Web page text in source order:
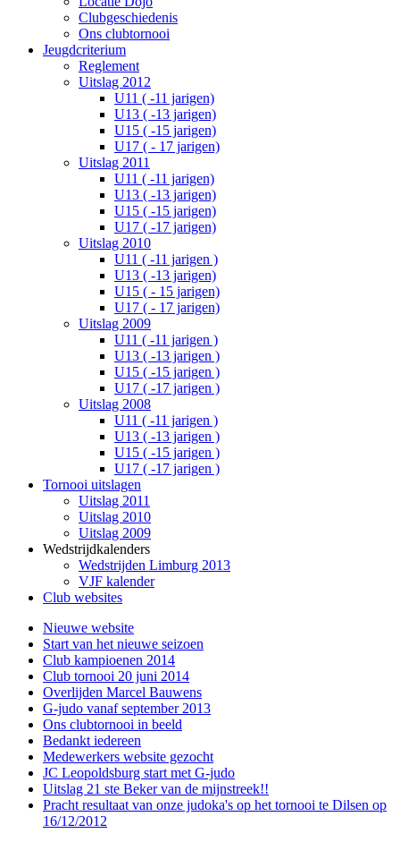
Clubgeschiedenis
Ons clubtornooi
Jeugdcriterium
Reglement
Uitslag 2012
U11 ( -11 jarigen)
U13 ( -13 jarigen)
U15 ( -15 jarigen)
U17 ( - 17 jarigen)
Uitslag 2011
U11 ( -11 jarigen)
U13 ( -13 jarigen)
U15 ( -15 jarigen)
U17 ( -17 jarigen)
Uitslag 2010
U11 ( -11 jarigen )
U13 ( -13 jarigen)
U15 ( - 15 jarigen)
U17 ( - 17 jarigen)
Uitslag 2009
U11 ( -11 jarigen )
U13 ( -13 jarigen )
U15 ( -15 jarigen )
U17 ( -17 jarigen )
Uitslag 2008
U11 ( -11 jarigen )
U13 ( -13 jarigen )
U15 ( -15 jarigen )
U17 ( -17 jarigen )
Tornooi uitslagen
Uitslag 2011
Uitslag 2010
Uitslag 2009
Wedstrijdkalenders
Wedstrijden Limburg 2013
VJF kalender
Club websites
Nieuwe website
Start van het nieuwe seizoen
Club kampioenen 2014
Club tornooi 20 juni 2014
Overlijden Marcel Bauwens
G-judo vanaf september 2013
Ons clubtornooi in beeld
Bedankt iedereen
Medewerkers website gezocht
JC Leopoldsburg start met G-judo
Uitslag 21 ste Beker van de mijnstreek!!
Pracht resultaat van onze judoka's op het tornooi te Dilsen op
16/12/2012